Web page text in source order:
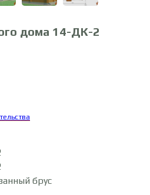
дома 14-ДК-2
брус